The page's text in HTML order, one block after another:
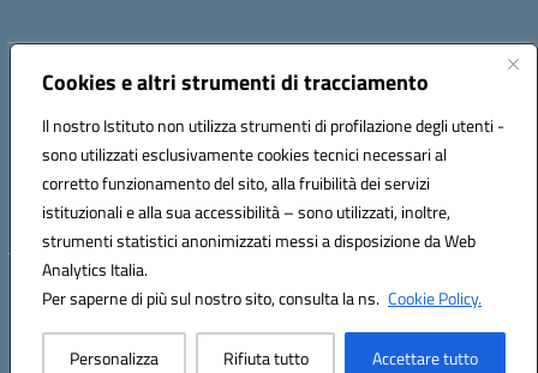
Cookies e altri strumenti di tracciamento
Il nostro Istituto non utilizza strumenti di profilazione degli utenti -
sono utilizzati esclusivamente cookies tecnici necessari al
corretto funzionamento del sito, alla fruibilità dei servizi
istituzionali e alla sua accessibilità – sono utilizzati, inoltre,
strumenti statistici anonimizzati messi a disposizione da Web
Analytics Italia.
Per saperne di più sul nostro sito, consulta la ns. Cookie Policy.
Personalizza Rifiuta tutto Accettare tutto
Indirizzo:Via De Martis s.n.c. 07029 Tempio Pausania (OT)
Posta elettronica certificata (PEC):sssl030007@pec.istruzione.it
Codice fiscale: 91009410902
Codice meccanografico: SSSL030007
Hosting & Powered by 3D Solution S.r.l.
Concept & Design by Designers Italia